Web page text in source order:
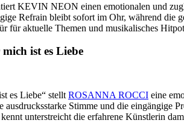
KEVIN NEON einen emotionalen und
Refrain bleibt sofort im Ohr, während
für aktuelle Themen und musikalisches
ist es Liebe
es Liebe“ stellt ROSANNA ROCCI eine
ausdrucksstarke Stimme und die
unterstreicht die erfahrene Künstlerin